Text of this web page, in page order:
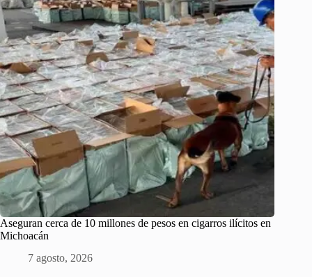
Aseguran cerca de 10 millones de pesos en cigarros ilícitos en
Michoacán
7 agosto, 2026